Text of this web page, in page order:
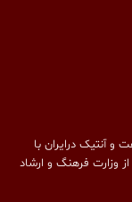
و آنتیک درایران با
وزارت فرهنگ و ارشاد